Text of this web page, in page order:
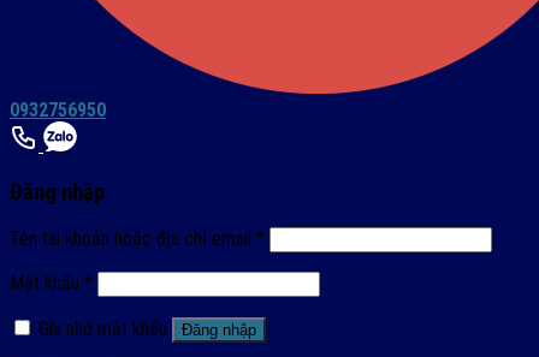
0932756950
Đăng nhập
Tên tài khoản hoặc địa chỉ email *
Mật khẩu *
Ghi nhớ mật khẩu
Đăng nhập